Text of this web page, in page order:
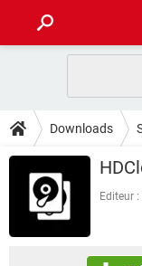
CELULAR
INSTAGRAM
DICAS
JOGOS
CELULAR
OUTLOOK
DOWNLOADS
JOGOS
FÓRUM
Downloads
Editeur :